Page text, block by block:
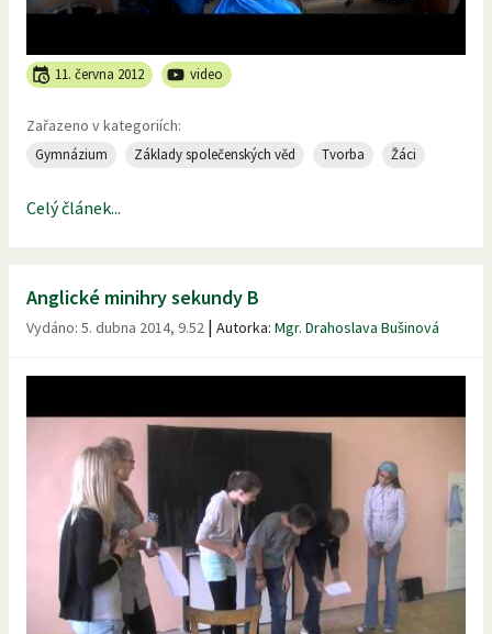
11. června 2012 video
Zařazeno v kategoriích:
Gymnázium Základy společenských věd Tvorba Žáci
Celý článek...
Anglické minihry sekundy B
Vydáno: 5. dubna 2014, 9.52 | Autorka: Mgr. Drahoslava Bušinová